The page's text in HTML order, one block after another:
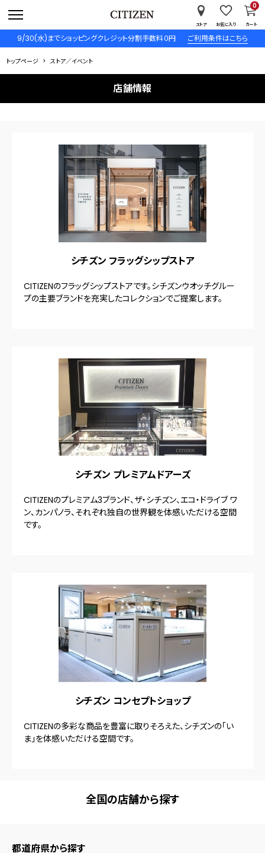
9/30(水)までショッピングクレジット分割手数料０円 ご利用条件はこちら
ストア お気に入り カート
0
トップページ ストア／イベント
店舗情報
シチズン フラッグシップストア
CITIZENのフラッグシップストアです。シチズンウオッチグルー
プの主要ブランドを充実したコレクションでご提案します。
シチズン プレミアムドアーズ
CITIZENのプレミアム3ブランド、ザ・シチズン、エコ・ドライブ ワ
ン、カンパノラ、それぞれ独自の世界観を体感いただける空間
です。
シチズン コンセプトショップ
CITIZENの多彩な商品を豊富に取りそろえた、シチズンの「い
ま」を体感いただける空間です。
全国の店舗から探す
都道府県から探す